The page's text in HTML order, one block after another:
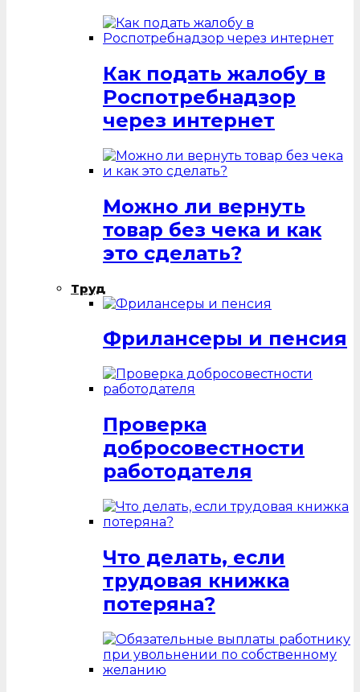
Как подать жалобу в
Роспотребнадзор
через интернет
Можно ли вернуть
товар без чека и как
это сделать?
Труд
Фрилансеры и пенсия
Проверка
добросовестности
работодателя
Что делать, если
трудовая книжка
потеряна?